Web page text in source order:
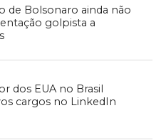
de Bolsonaro ainda não
golpista a
dos EUA no Brasil
cargos no LinkedIn